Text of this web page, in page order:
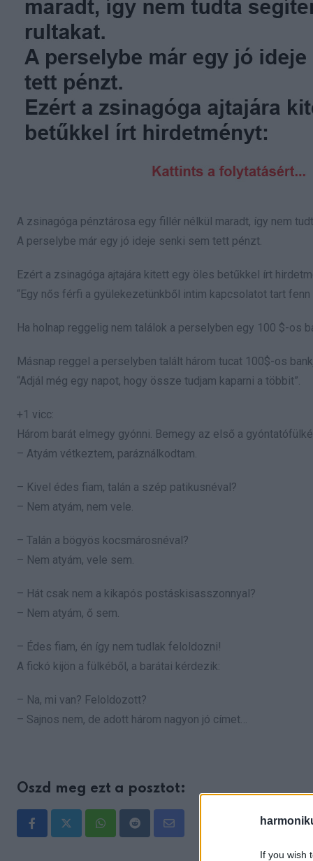
If you wish
A zsinagóga pénztárosa egy fillér nélkül maradt, így nem
A perselybe már egy jó ideje senki sem tett pénzt.
Ezért a zsinagóga ajtajára kitett egy öles betűkkel írt
“Egy nős férfi a gyülekezetünkből intim kapcsolatot tart fenn
Ha holnap reggelig nem találok a perselyben egy 100 $-os
Másnap reggel a perselyben talált három tucat 100$-os
“Adjál még egy napot, hogy össze tudjam kaparni a többit”.
+1 vicc:
Három barát elmegy gyónni. Bemegy az első a
– Atyám vétkeztem, paráználkodtam.
– Kivel édes fiam, talán a szép patikusnéval?
– Nem atyám, nem vele.
– Talán a bögyös kocsmárosnéval?
– Nem atyám, vele sem.
– Hát csak nem a kikapós postáskisasszonnyal?
– Nem atyám, ő sem.
– Édes fiam, én így nem tudlak feloldozni!
A fickó kijön a fülkéből, a barátai kérdezik:
– Na, mi van? Feloldozott?
– Sajnos nem, de adott három nagyon jó címet…
Oszd meg ezt a posztot:
WhatsappRedditShare